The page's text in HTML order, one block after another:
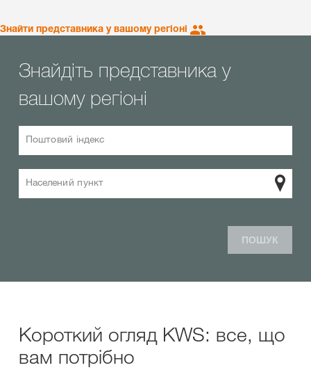
Знайти представника у вашому регіоні
Знайдіть представника у
вашому регіоні
Поштовий індекс
Населений пункт
ПОШУК
Короткий огляд KWS: все, що
вам потрібно